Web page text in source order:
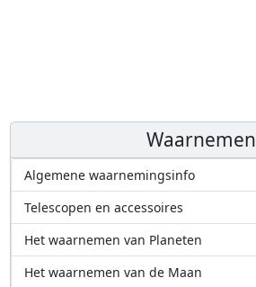
Waarnemen
Algemene waarnemingsinfo
Telescopen en accessoires
Het waarnemen van Planeten
Het waarnemen van de Maan